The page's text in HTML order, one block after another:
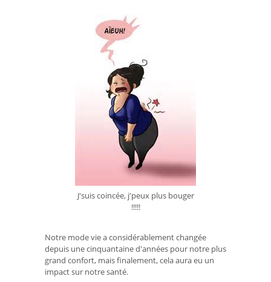
J'suis coincée, j'peux plus bouger
!!!!!
Notre mode vie a considérablement changée
depuis une cinquantaine d'années pour notre plus
grand confort, mais finalement, cela aura eu un
impact sur notre santé.